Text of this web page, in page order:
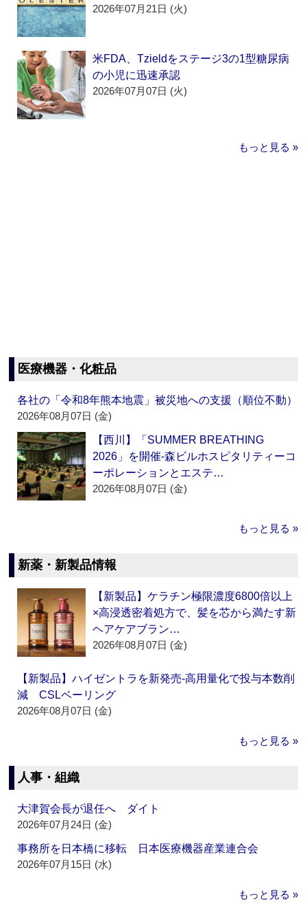
2026年07月21日 (火)
米FDA、Tzieldをステージ3の1型糖尿病
の小児に迅速承認
2026年07月07日 (火)
もっと見る »
医療機器・化粧品
各社の「令和8年熊本地震」被災地への支援（順位不動）
2026年08月07日 (金)
【西川】「SUMMER BREATHING
2026」を開催‐森ビルホスピタリティーコ
ーポレーションとエステ…
2026年08月07日 (金)
もっと見る »
新薬・新製品情報
【新製品】ケラチン極限濃度6800倍以上
×高浸透密着処方で、髪を芯から満たす新
ヘアケアブラン…
2026年08月07日 (金)
【新製品】ハイゼントラを新発売‐高用量化で投与本数削
減 CSLベーリング
2026年08月07日 (金)
もっと見る »
人事・組織
大津賀会長が退任へ ダイト
2026年07月24日 (金)
事務所を日本橋に移転 日本医療機器産業連合会
2026年07月15日 (水)
もっと見る »